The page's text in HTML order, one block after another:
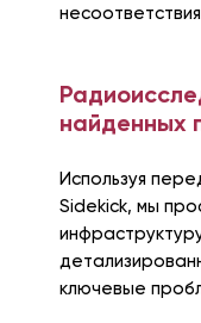
найденных
Используя
Sidekick, мы
ключевые